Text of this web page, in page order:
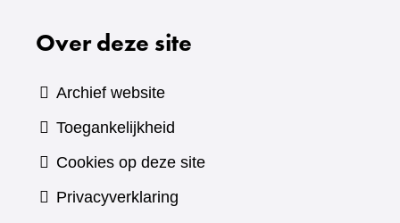
Over deze site
Archief website
Toegankelijkheid
Cookies op deze site
Privacyverklaring